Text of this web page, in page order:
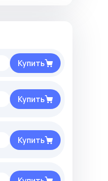
Купить
Купить
Купить